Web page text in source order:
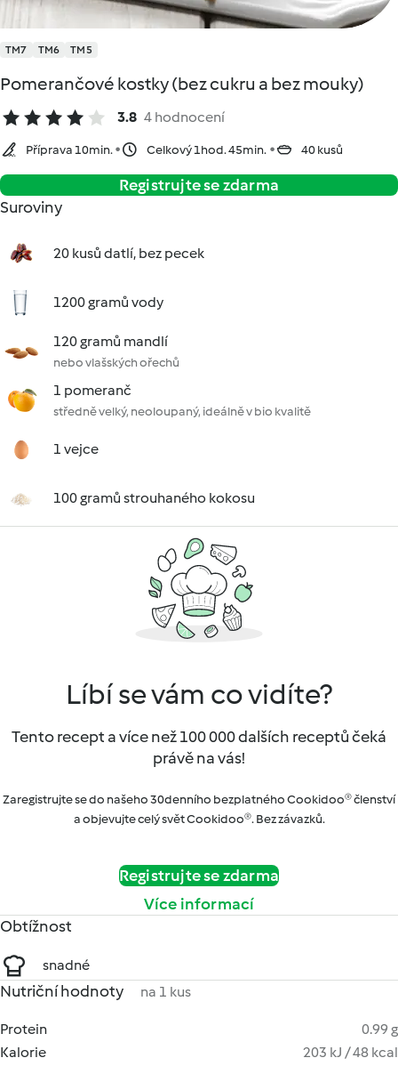
TM7 TM6 TM5
Pomerančové kostky (bez cukru a bez mouky)
3.8 4 hodnocení
Příprava 10min. Celkový 1hod. 45min. 40 kusů
Registrujte se zdarma
Suroviny
20 kusů datlí, bez pecek
1200 gramů vody
120 gramů mandlí
nebo vlašských ořechů
1 pomeranč
středně velký, neoloupaný, ideálně v bio kvalitě
1 vejce
100 gramů strouhaného kokosu
Líbí se vám co vidíte?
Tento recept a více než 100 000 dalších receptů čeká
právě na vás!
Zaregistrujte se do našeho 30denního bezplatného Cookidoo® členství
a objevujte celý svět Cookidoo®. Bez závazků.
Registrujte se zdarma
Více informací
Obtížnost
snadné
Nutriční hodnoty na 1 kus
Protein
0.99 g
Kalorie
203 kJ / 48 kcal